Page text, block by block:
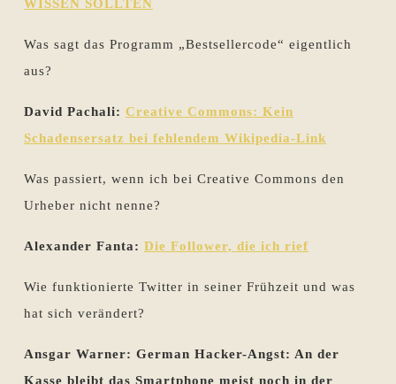
WISSEN SOLLTEN
Was sagt das Programm „Bestsellercode“ eigentlich
aus?
David Pachali: Creative Commons: Kein
Schadensersatz bei fehlendem Wikipedia-Link
Was passiert, wenn ich bei Creative Commons den
Urheber nicht nenne?
Alexander Fanta: Die Follower, die ich rief
Wie funktionierte Twitter in seiner Frühzeit und was
hat sich verändert?
Ansgar Warner: German Hacker-Angst: An der
Kasse bleibt das Smartphone meist noch in der